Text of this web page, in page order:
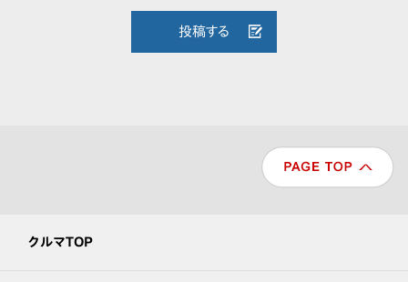
投稿する
クルマTOP